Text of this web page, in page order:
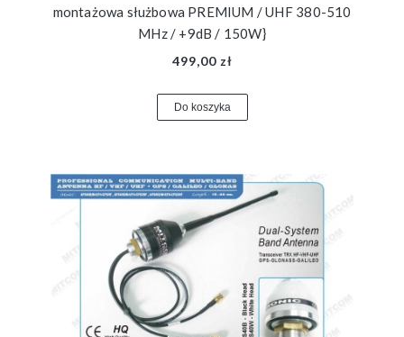
montażowa służbowa PREMIUM / UHF 380-510
MHz / +9dB / 150W}
499,00 zł
Do koszyka